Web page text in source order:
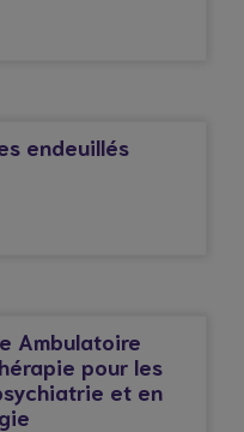
endeuillés
Ambulatoire
pour les
et en